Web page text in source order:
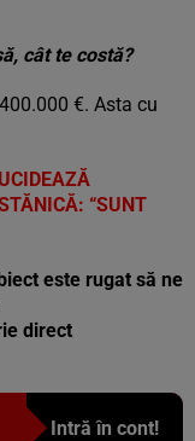
cât te costă?
€. Asta cu
“SUNT
este rugat să ne
direct
Intră în cont!